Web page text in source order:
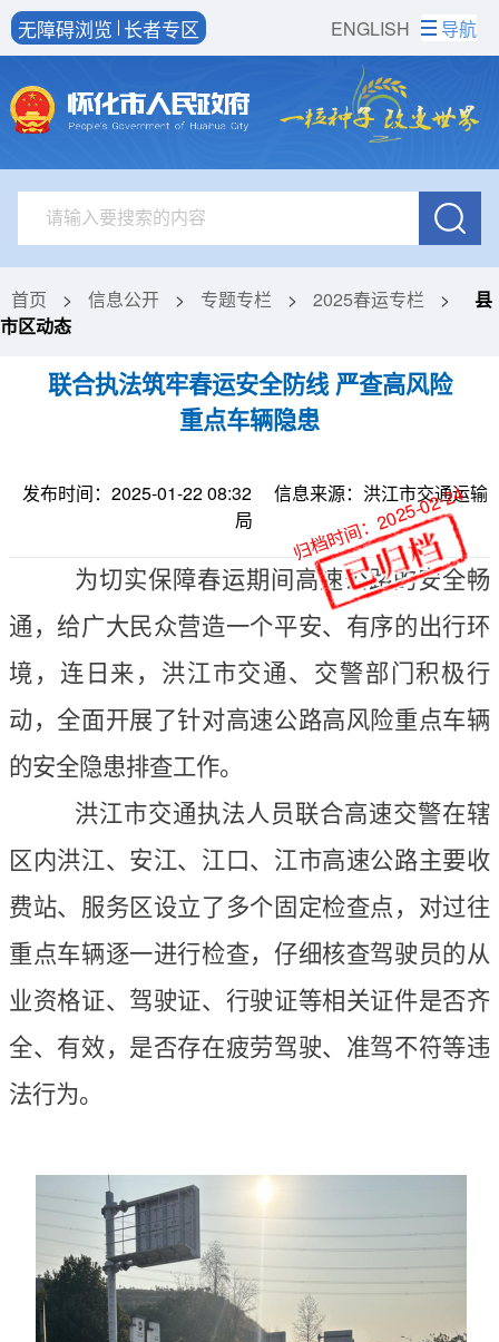
ENGLISH
无障碍浏览 长者专区 导航
首页 > 信息公开 > 专题专栏 > 2025春运专栏 >
县
市区动态
联合执法筑牢春运安全防线 严查高风险
重点车辆隐患
发布时间：2025-01-22 08:32
信息来源：洪江市交通运输
局
为切实保障春运期间高速公路的安全畅
通，给广大民众营造一个平安、有序的出行环
境，连日来，洪江市交通、交警部门积极行
动，全面开展了针对高速公路高风险重点车辆
的安全隐患排查工作。
洪江市交通执法人员联合高速交警在辖
区内洪江、安江、江口、江市高速公路主要收
费站、服务区设立了多个固定检查点，对过往
重点车辆逐一进行检查，仔细核查驾驶员的从
业资格证、驾驶证、行驶证等相关证件是否齐
全、有效，是否存在疲劳驾驶、准驾不符等违
法行为。
归档时间：2025-02-24